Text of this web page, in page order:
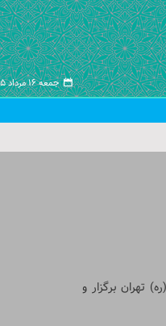
جمعه ۱۶ مرداد ۱۴۰۵ -
تهران برگزار و